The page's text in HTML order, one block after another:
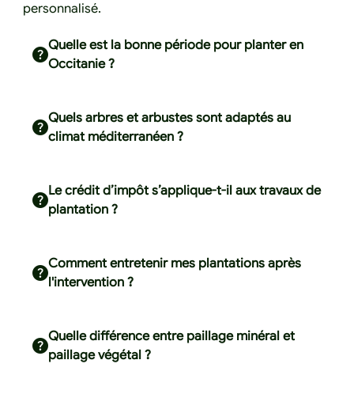
personnalisé.
Quelle est la bonne période pour planter en
Occitanie ?
Quels arbres et arbustes sont adaptés au
climat méditerranéen ?
Le crédit d’impôt s’applique-t-il aux travaux de
plantation ?
Comment entretenir mes plantations après
l'intervention ?
Quelle différence entre paillage minéral et
paillage végétal ?